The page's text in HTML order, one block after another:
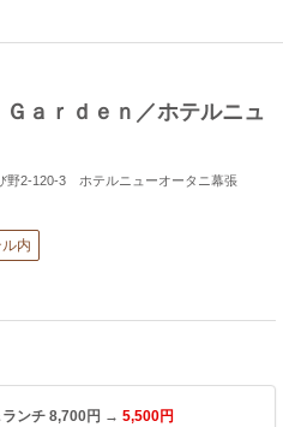
ａｒｄｅｎ／ホテルニュ
野2-120-3 ホテルニューオータニ幕張
内
ランチ 8,700円 → 5,500円